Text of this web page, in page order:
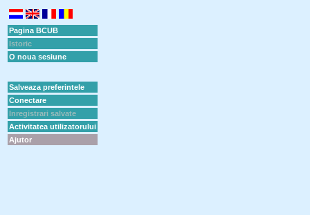
Pagina BCUB
Istoric
O noua sesiune
Salveaza preferintele
Conectare
Inregistrari salvate
Activitatea utilizatorului
Ajutor